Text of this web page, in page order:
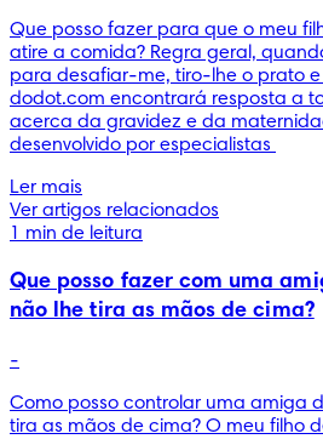
Que posso fazer para que o meu
atire a comida? Regra geral,
para desafiar-me, tiro-lhe o prato
dodot.com encontrará resposta a
acerca da gravidez e da
desenvolvido por especialistas
Ler mais
Ver artigos relacionados
1 min de leitura
Que posso fazer com uma
não lhe tira as mãos de cima?
-
Como posso controlar uma amiga
tira as mãos de cima? O meu filho